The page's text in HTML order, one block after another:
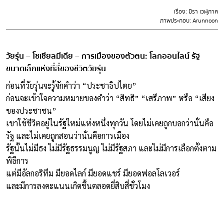
เรื่อง: มิรา เวฬุภาค
ภาพประกอบ: Arunnoon
วัยรุ่น – โซเชียลมีเดีย – การเมืองของตัวตน: โลกออนไลน์ รัฐ
ขนาดเล็กแห่งที่สี่ของชีวิตวัยรุ่น
ก่อนที่วัยรุ่นจะรู้จักคำว่า “ประชาธิปไตย”
ก่อนจะเข้าใจความหมายของคำว่า “สิทธิ” “เสรีภาพ” หรือ “เสียง
ของประชาชน”
เขาใช้ชีวิตอยู่ในรัฐใหม่แห่งหนึ่งทุกวัน โดยไม่เคยถูกบอกว่านั่นคือ
รัฐ และไม่เคยถูกสอนว่านั่นคือการเมือง
รัฐนั้นไม่มีธง ไม่มีรัฐธรรมนูญ ไม่มีรัฐสภา และไม่มีการเลือกตั้งตาม
พิธีการ
แต่มีอัลกอริทึม มียอดไลก์ มียอดแชร์ มียอดฟอลโลเวอร์
และมีการลงคะแนนเกิดขึ้นตลอดยี่สิบสี่ชั่วโมง